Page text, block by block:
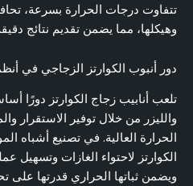
تتفاوت درجات الحرارة بسرعة،
وهيكلها، مما يضمن تقديم نتائج
دور أنبوب الكوارتز الزجاجي في
تلعب أنابيب زجاج الكوارتز دورًا
والليزر من خلال توفير
الحرارة العالية. في تصنيع أشباه
الكوارتز لاحتواء الغازات وتسهيل
ويضمن ثباتها الحراري قدرتها على